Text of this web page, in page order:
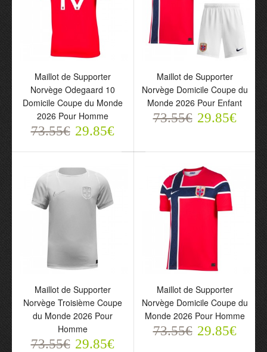
Enfant
73.55€ 29.85€
Monde 2026 Pour Enfant
73.55€ 29.85€
Maillot de Supporter
Norvège Haaland 9
Domicile Coupe du
Monde 2026 Pour
73.55€ 29.85€
Maillot de Supporter
Norvège Odegaard 10
Domicile Coupe du
Monde 2026 Pour Enfant
73.55€
Maillot de Supporter
Norvège Odegaard 10
Domicile Coupe du Monde
2026 Pour Homme
73.55€ 29.85€
Maillot de Supporter
Norvège Domicile Coupe du
Monde 2026 Pour Enfant
73.55€ 29.85€
Maillot de Supporter
Norvège Troisième Coupe
du Monde 2026 Pour
Homme
73.55€ 29.85€
Maillot de Supporter
Norvège Domicile Coupe du
Monde 2026 Pour Homme
73.55€ 29.85€